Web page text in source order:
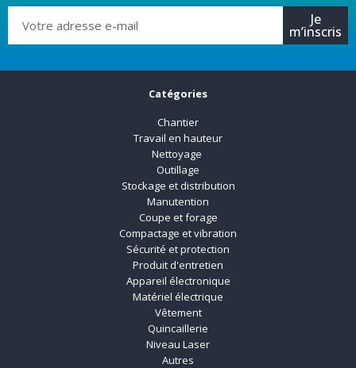
Je
m’inscris
Catégories
Chantier
Travail en hauteur
Nettoyage
Outillage
Stockage et distribution
Manutention
Coupe et forage
Compactage et vibration
Sécurité et protection
Produit d'entretien
Appareil électronique
Matériel électrique
Vêtement
Quincaillerie
Niveau Laser
Autres